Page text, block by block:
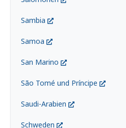
Sambia
Samoa
San Marino
São Tomé und Príncipe
Saudi-Arabien
Schweden